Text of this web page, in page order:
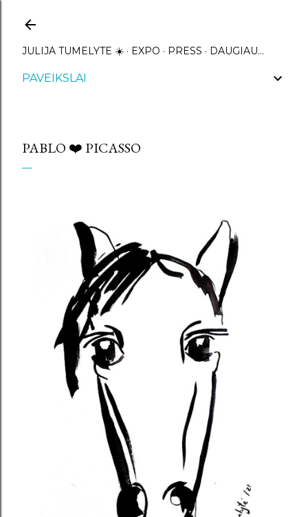
JULIJA TUMELYTE ☀️ EXPO PRESS DAUGIAU…
PAVEIKSLAI
PABLO ❤️ PICASSO